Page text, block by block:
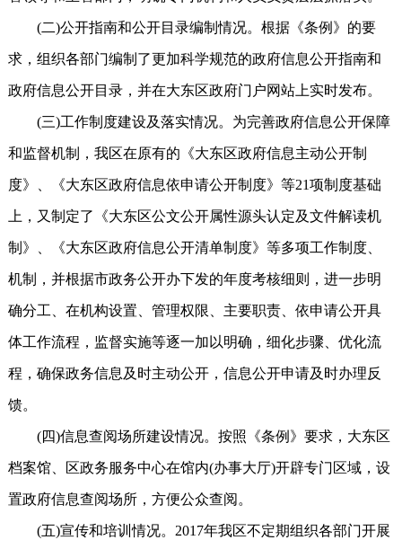
(二)公开指南和公开目录编制情况。根据《条例》的要
求，组织各部门编制了更加科学规范的政府信息公开指南和
政府信息公开目录，并在大东区政府门户网站上实时发布。
(三)工作制度建设及落实情况。为完善政府信息公开保障
和监督机制，我区在原有的《大东区政府信息主动公开制
度》、《大东区政府信息依申请公开制度》等21项制度基础
上，又制定了《大东区公文公开属性源头认定及文件解读机
制》、《大东区政府信息公开清单制度》等多项工作制度、
机制，并根据市政务公开办下发的年度考核细则，进一步明
确分工、在机构设置、管理权限、主要职责、依申请公开具
体工作流程，监督实施等逐一加以明确，细化步骤、优化流
程，确保政务信息及时主动公开，信息公开申请及时办理反
馈。
(四)信息查阅场所建设情况。按照《条例》要求，大东区
档案馆、区政务服务中心在馆内(办事大厅)开辟专门区域，设
置政府信息查阅场所，方便公众查阅。
(五)宣传和培训情况。2017年我区不定期组织各部门开展